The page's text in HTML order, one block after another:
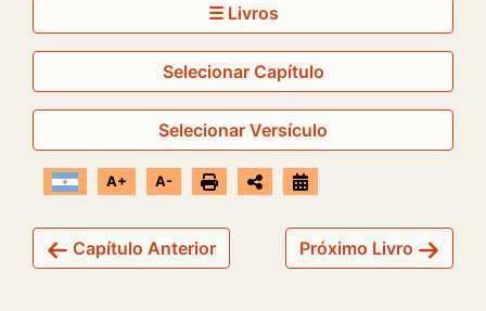
☰ Livros
Selecionar Capítulo
Selecionar Versículo
A+ A-
Capítulo Anterior Próximo Livro